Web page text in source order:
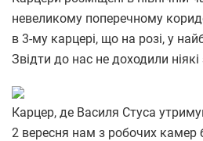
невеликому поперечному
в 3-му карцері, що на розі, у
Звідти до нас не доходили ніякі
Карцер, де Василя Стуса
2 вересня нам з робочих камер